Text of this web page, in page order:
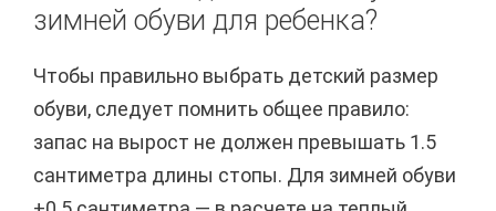
зимней обуви для ребенка?
Чтобы правильно выбрать детский размер
обуви, следует помнить общее правило:
запас на вырост не должен превышать 1.5
сантиметра длины стопы. Для зимней обуви